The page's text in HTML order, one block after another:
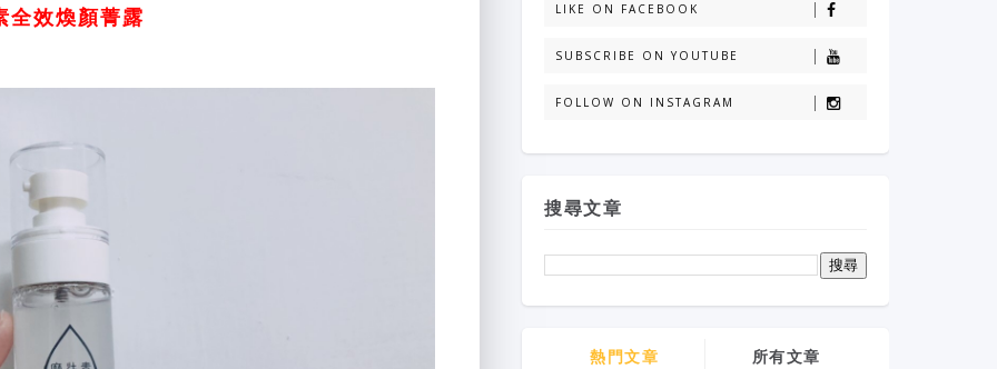
全效煥顏菁露 LIKE ON FACEBOOK
SUBSCRIBE ON YOUTUBE
FOLLOW ON INSTAGRAM
搜尋文章
熱門文章 所有文章